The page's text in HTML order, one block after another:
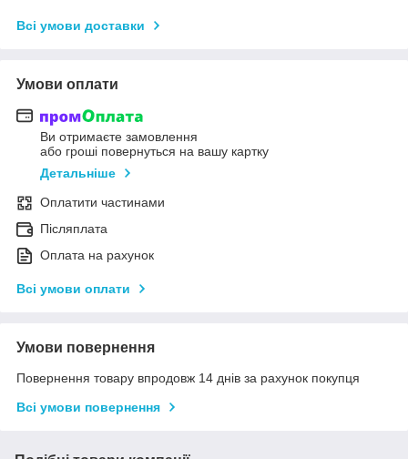
Всі умови доставки
Умови оплати
Ви отримаєте замовлення
або гроші повернуться на вашу картку
Детальніше
Оплатити частинами
Післяплата
Оплата на рахунок
Всі умови оплати
Умови повернення
Повернення товару впродовж 14 днів за рахунок покупця
Всі умови повернення